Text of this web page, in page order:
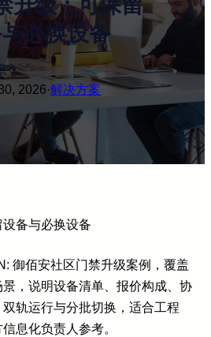
升级：可保留
必换设备
2026·解决方案
备与必换设备
御佰安社区门禁升级案例，覆盖
，说明设备清单、报价构成、协
轨运行与分批切换，适合工程
息化负责人参考。